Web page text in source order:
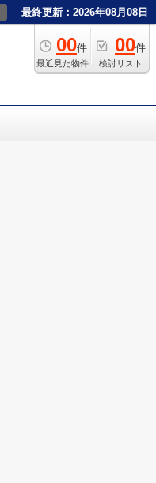
最終更新：2026年08月08日
00件
最近見た物件
00件
検討リスト